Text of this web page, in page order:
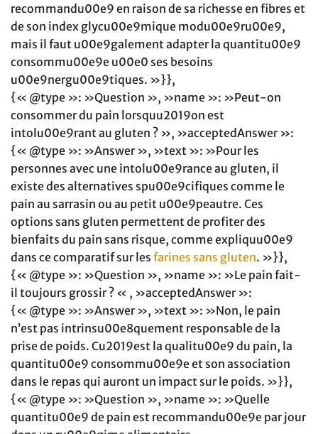
recommandu00e9 en raison de sa richesse en fibres et
de son index glycu00e9mique modu00e9ru00e9,
mais il faut u00e9galement adapter la quantitu00e9
consommu00e9e u00e0 ses besoins
u00e9nergu00e9tiques. »}},
{« @type »: »Question », »name »: »Peut-on
consommer du pain lorsquu2019on est
intolu00e9rant au gluten ? », »acceptedAnswer »:
{« @type »: »Answer », »text »: »Pour les
personnes avec une intolu00e9rance au gluten, il
existe des alternatives spu00e9cifiques comme le
pain au sarrasin ou au petit u00e9peautre. Ces
options sans gluten permettent de profiter des
bienfaits du pain sans risque, comme expliquu00e9
dans ce comparatif sur les farines sans gluten. »}},
{« @type »: »Question », »name »: »Le pain fait-
il toujours grossir ? « , »acceptedAnswer »:
{« @type »: »Answer », »text »: »Non, le pain
n’est pas intrinsu00e8quement responsable de la
prise de poids. Cu2019est la qualitu00e9 du pain, la
quantitu00e9 consommu00e9e et son association
dans le repas qui auront un impact sur le poids. »}},
{« @type »: »Question », »name »: »Quelle
quantitu00e9 de pain est recommandu00e9e par jour